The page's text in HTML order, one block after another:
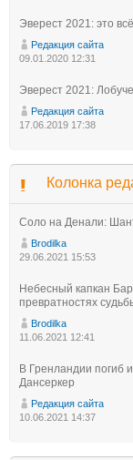
Эверест 2021: это
Редакция сайта
09.01.2020 12:31
Эверест 2021:
Редакция сайта
17.06.2019 17:38
Колонка
Соло на Денали:
Brodilka
29.06.2021 15:53
Небесный капкан
превратностях
Brodilka
11.06.2021 12:41
В Гренландии погиб
Дансеркер
Редакция сайта
10.06.2021 14:37